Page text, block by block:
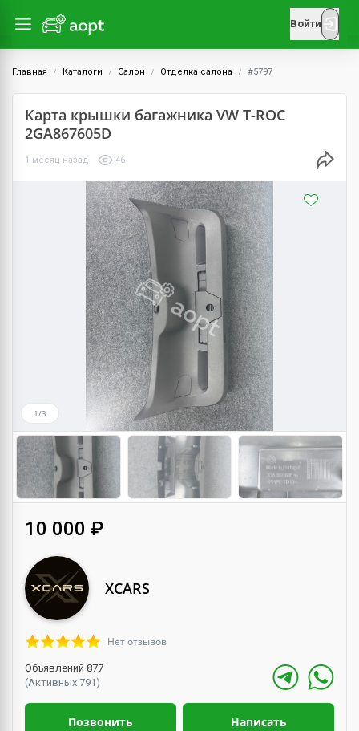
Войти
Главная Каталоги Салон Отделка салона #5797
Карта крышки багажника VW T-ROC
2GA867605D
1 месяц назад 46
1/3
10 000 ₽
XCARS
Нет отзывов
Объявлений 877
(Активных 791)
Позвонить Написать